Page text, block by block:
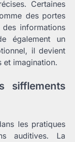
Certaines
des portes
informations
également un
il devient
et imagination.
sifflements
les pratiques
auditives. La